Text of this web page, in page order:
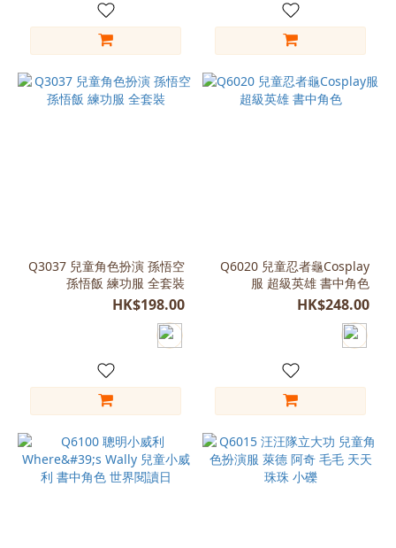
(2)
Q3037 兒童角色扮演 孫悟空
孫悟飯 練功服 全套裝
HK$198.00
Q6020 兒童忍者龜Cosplay
服 超級英雄 書中角色
HK$248.00